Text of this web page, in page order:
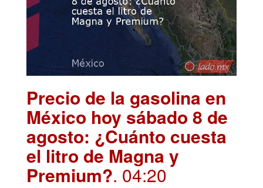
Precio de la gasolina en
México hoy sábado 8 de
agosto: ¿Cuánto cuesta
el litro de Magna y
Premium?. 04:20